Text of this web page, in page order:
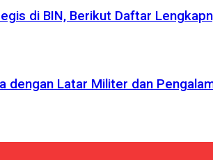
di BIN, Berikut Daftar
dengan Latar Militer dan